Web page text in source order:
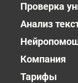
Проверка
Анализ
Компания
Тарифы